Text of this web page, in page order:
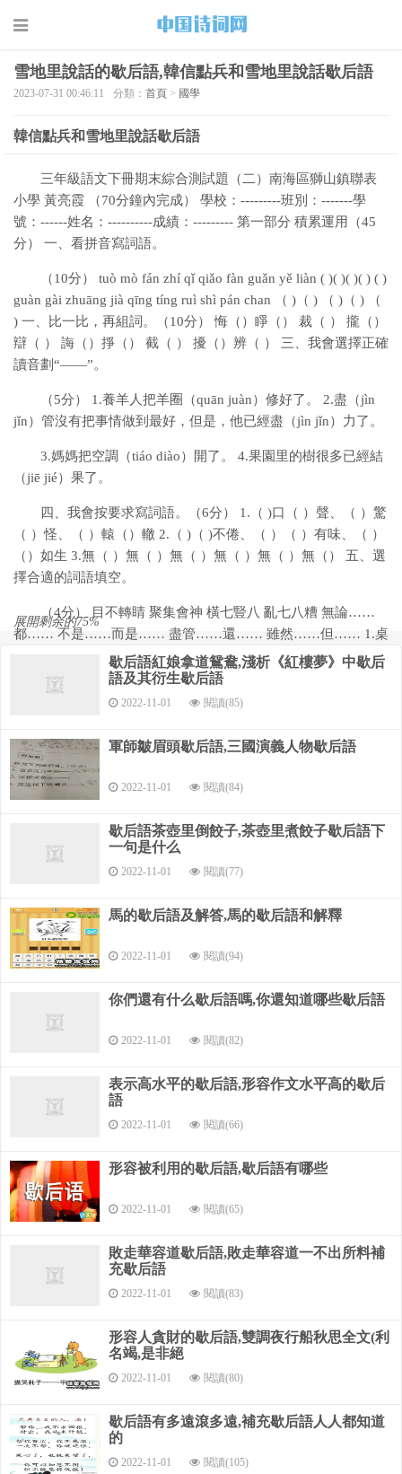
雪地里說話的歇后語,韓信點兵和雪地里說話歇后語
2023-07-31 00:46:11 分類： 首頁 > 國學
韓信點兵和雪地里說話歇后語
三年級語文下冊期末綜合測試題（二）南海區獅山鎮聯表
小學 黃亮霞 （70分鐘內完成） 學校：---------班別：-------學
號：------姓名：----------成績：--------- 第一部分 積累運用（45
分） 一、看拼音寫詞語。
（10分） tuò mò fán zhí qǐ qiǎo fàn guǎn yě liàn ( )( )( )( ) ( )
guàn gài zhuāng jià qīng tíng ruì shì pán chan （ )（ ) （ )（ ) （
) 一、比一比，再組詞。（10分） 悔（）睜（） 裁（ ） 攏（）
辯（ ） 誨（）掙（） 截（ ） 擾（）辨（ ） 三、我會選擇正確
讀音劃“——”。
（5分） 1.養羊人把羊圈（quān juàn）修好了。 2.盡（jìn
jǐn）管沒有把事情做到最好，但是，他已經盡（jìn jǐn）力了。
3.媽媽把空調（tiáo diào）開了。 4.果園里的樹很多已經結
（jiē jié）果了。
四、我會按要求寫詞語。（6分） 1.（ )口（ ）聲、（ ）驚
（ ）怪、（ ）轅（）轍 2.（ )（ )不倦、（ ）（ ）有味、（ ）
（）如生 3.無（ ）無（ ）無（ ）無（ ）無（ ）無（） 五、選
擇合適的詞語填空。
（4分） 目不轉睛 聚集會神 橫七豎八 亂七八糟 無論……
都…… 不是……而是…… 盡管……還…… 雖然……但…… 1.桌
上（ ）地放著幾本書。 2.我（ ）地望著桌子上的花。
3.（ )走到哪里，我（ ）不能忘記我的父母。 4.這本書（
）我買的，（ ）媽媽送的。
六、我會認真讀要求，然后按照要求寫句子。（10分） 1.
我會寫珍惜時間的格言： （2分） 2.寫出一句描寫月亮的古詩：
（2分） 3.歇后語：韓信點兵——（ ） 包公斷案——（ ） 我也
有： 和 課下我還讀過的神話故事有： 和 （2分） 5.本學期學過
的寓言故事： 和 6.課外我還讀過的寓言故事有： 和 （2分） 第
二部分 閱讀感悟（25分） （一）課內閱讀。
（11分） 老師讓這幾個同學回到自己的座位上，然后（ ）
地說：“提起楊桃，大家都很（）。但是，看的（），楊桃的樣
子也就不一樣，有時候看起來真像個五角星。
因此，當我們看見別人把楊桃畫成五角星的時候，不要忙
著發笑，要看看人家是從什么角度看的。我們應該相信自己的
眼睛，看到是什么樣的就畫成什么樣。”
1.根據課文內容把短文補充完整。（5分） 2.請在括號中選
（4分） 教誨（huì huǐ）熟悉（shúshóu） 相似（sì shì）應
該（yīng yìng ） 3.你如何理解劃橫線的句子：（2分） 我們為
人處事應該 。 （二）課外閱讀。
（14分） 時光老人和流浪漢 一個流浪漢嗚嗚地哭著。時光
老人問：“你是誰？為什么哭？” 流浪漢說：“我少年時代玩坡璃
球，青年時代玩紙牌，中年時代打麻將，家產都敗光啦！如今
問：“假如你能返老還童……” “返老還童？”流浪漢抬頭將老人
打量了一番，“撲通”一聲跪下，苦苦哀求，“假若再給我一青
春，我就一定從學起，做個勤奮好學的人！”“好吧”時光老人說
驚呆了的流浪漢低頭一看，自己已變成了一個十來歲的少
年，肩上還背著書包呢。他想起自己剛才說的話，便向自己熟
展開剩余的75%
歇后語紅娘拿道鴛鴦,淺析《紅樓夢》中歇后
語及其衍生歇后語
2022-11-01 閱讀(85)
軍師皺眉頭歇后語,三國演義人物歇后語
2022-11-01 閱讀(84)
歇后語茶壺里倒餃子,茶壺里煮餃子歇后語下
一句是什么
2022-11-01 閱讀(77)
馬的歇后語及解答,馬的歇后語和解釋
2022-11-01 閱讀(94)
你們還有什么歇后語嗎,你還知道哪些歇后語
2022-11-01 閱讀(82)
表示高水平的歇后語,形容作文水平高的歇后
語
2022-11-01 閱讀(66)
形容被利用的歇后語,歇后語有哪些
2022-11-01 閱讀(65)
敗走華容道歇后語,敗走華容道一不出所料補
充歇后語
2022-11-01 閱讀(83)
形容人貪財的歇后語,雙調夜行船秋思全文(利
名竭,是非絕
2022-11-01 閱讀(80)
歇后語有多遠滾多遠,補充歇后語人人都知道
的
2022-11-01 閱讀(105)